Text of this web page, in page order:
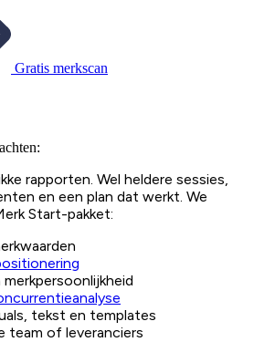
Gratis merkscan
rapporten. Wel heldere sessies,
en een plan dat werkt. We
Start-pakket:
tekst en templates
team of leveranciers